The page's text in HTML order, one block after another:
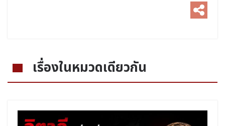
เรื่องในหมวดเดียวกัน